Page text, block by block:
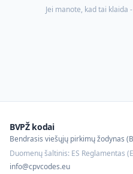
Jei manote, kad tai klaida
BVPŽ kodai
Bendrasis viešųjų pirkimų žodynas
Duomenų šaltinis: ES Reglamentas
info@cpvcodes.eu